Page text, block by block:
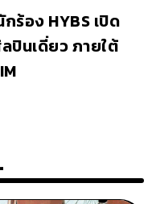
ร้อง HYBS เปิด
ปินเดี่ยว ภายใต้